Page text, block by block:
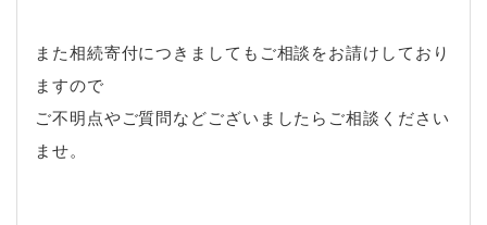
また相続寄付につきましてもご相談をお請けしており
ますので
ご不明点やご質問などございましたらご相談ください
ませ。